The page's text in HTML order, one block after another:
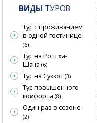
ВИДЫ ТУРОВ
Тур с проживанием
в одной гостинице
(6)
Тур на Рош ха-
Шана (6)
Тур на Суккот (3)
Тур повышенного
комфорта (8)
Один раз в сезоне
(2)